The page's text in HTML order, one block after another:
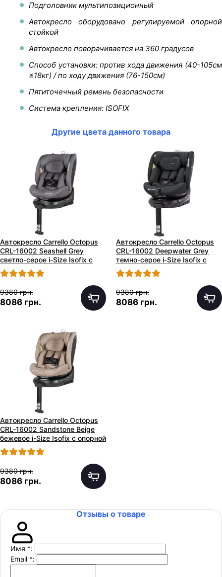
Подголовник мультипозиционный
Автокресло оборудовано регулируемой опорной
стойкой
Автокресло поворачивается на 360 градусов
Способ установки: против хода движения (40-105см
≤18кг) / по ходу движения (76-150см)
Пятиточечный ремень безопасности
Система крепления: ISOFIX
Другие цвета данного товара
Автокресло Carrello Octopus
CRL-16002 Seashell Grey
светло-серое i-Size Isofix с
опорной стойкой
9380 грн.
8086 грн.
Автокресло Carrello Octopus
CRL-16002 Deepwater Grey
темно-серое i-Size Isofix с
опорной стойкой
9380 грн.
8086 грн.
Автокресло Carrello Octopus
CRL-16002 Sandstone Beige
бежевое i-Size Isofix с опорной
стойкой
9380 грн.
8086 грн.
Отзывы о товаре
Имя *:
Email *: